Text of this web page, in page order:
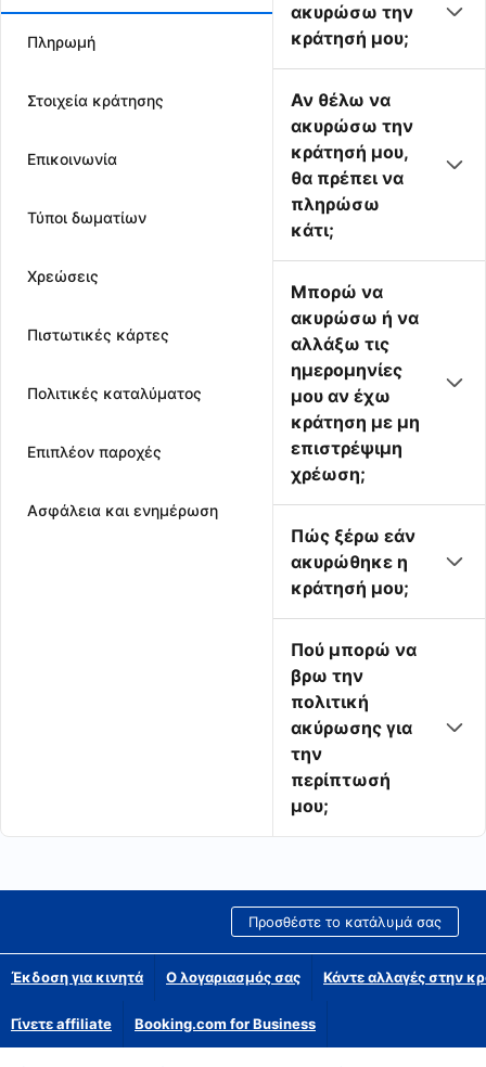
Πληρωμή
Στοιχεία κράτησης
Επικοινωνία
Τύποι δωματίων
Χρεώσεις
Πιστωτικές κάρτες
Πολιτικές καταλύματος
Επιπλέον παροχές
Ασφάλεια και ενημέρωση
ακυρώσω την
κράτησή μου;
Αν θέλω να
ακυρώσω την
κράτησή μου,
θα πρέπει να
πληρώσω
κάτι;
Μπορώ να
ακυρώσω ή να
αλλάξω τις
ημερομηνίες
μου αν έχω
κράτηση με μη
επιστρέψιμη
χρέωση;
Πώς ξέρω εάν
ακυρώθηκε η
κράτησή μου;
Πού μπορώ να
βρω την
πολιτική
ακύρωσης για
την
περίπτωσή
μου;
Προσθέστε το κατάλυμά σας
Έκδοση για κινητά Ο λογαριασμός σας Κάντε αλλαγές στην
Γίνετε affiliate Booking.com for Business